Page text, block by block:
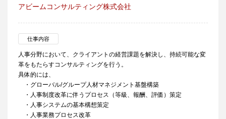
アビームコンサルティング株式会社
仕事内容
人事分野において、クライアントの経営課題を解決し、持続可能な変
革をもたらすコンサルティングを行う。
具体的には、
・グローバル/グループ人材マネジメント基盤構築
・人事制度改革に伴うプロセス（等級、報酬、評価）策定
・人事システムの基本構想策定
・人事業務プロセス改革